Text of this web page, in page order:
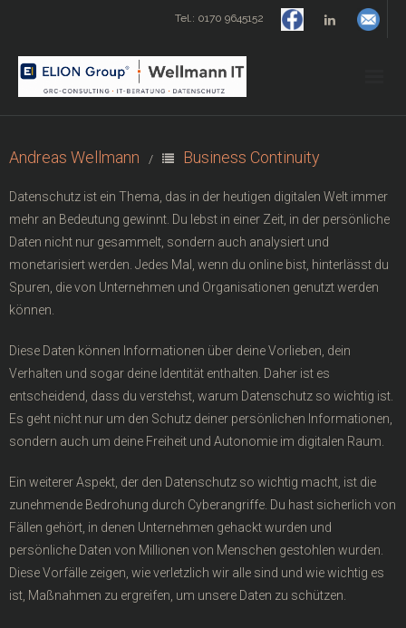
Tel.: 0170 9645152
Datenschutzmanagement
IT-Beratung
Tools
- Barrierefreiheits-Check für Websites
(BFSG/EAA)
- DSB - Kostenrechner
Kontakt
Andreas Wellmann Business Continuity
Datenschutz ist ein Thema, das in der heutigen digitalen Welt immer
mehr an Bedeutung gewinnt. Du lebst in einer Zeit, in der persönliche
Daten nicht nur gesammelt, sondern auch analysiert und
monetarisiert werden. Jedes Mal, wenn du online bist, hinterlässt du
Spuren, die von Unternehmen und Organisationen genutzt werden
können.
Diese Daten können Informationen über deine Vorlieben, dein
Verhalten und sogar deine Identität enthalten. Daher ist es
entscheidend, dass du verstehst, warum Datenschutz so wichtig ist.
Es geht nicht nur um den Schutz deiner persönlichen Informationen,
sondern auch um deine Freiheit und Autonomie im digitalen Raum.
Ein weiterer Aspekt, der den Datenschutz so wichtig macht, ist die
zunehmende Bedrohung durch Cyberangriffe. Du hast sicherlich von
Fällen gehört, in denen Unternehmen gehackt wurden und
persönliche Daten von Millionen von Menschen gestohlen wurden.
Diese Vorfälle zeigen, wie verletzlich wir alle sind und wie wichtig es
ist, Maßnahmen zu ergreifen, um unsere Daten zu schützen.